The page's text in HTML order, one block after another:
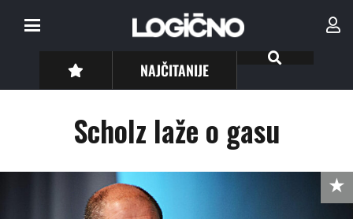
NAJČITANIJE
Scholz laže o gasu